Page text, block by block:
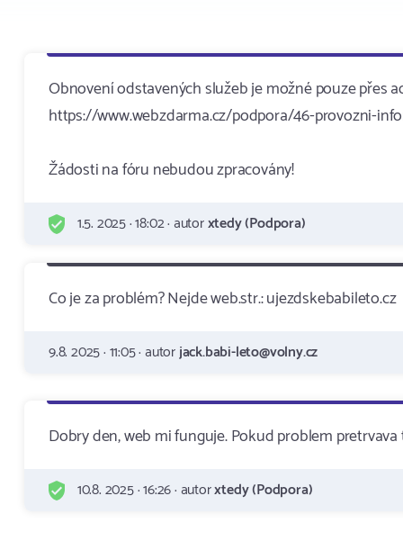
Obnovení odstavených služeb je možné pouze přes
https://www.webzdarma.cz/podpora/46-provozni-
Žádosti na fóru nebudou zpracovány!
1.5. 2025 · 18:02 · autorxtedy (Podpora)
Co je za problém? Nejde web.str.: ujezdskebabileto.cz
9.8. 2025 · 11:05 · autorjack.babi-leto@volny.cz
Dobry den, web mi funguje. Pokud problem
10.8. 2025 · 16:26 · autorxtedy (Podpora)